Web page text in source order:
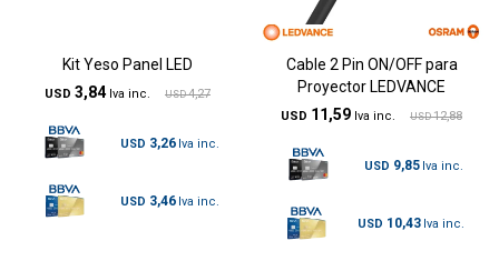
Kit Yeso Panel LED
USD 3,84 USD 4,27
USD 3,26
USD 3,46
Cable 2 Pin ON/OFF para
Proyector LEDVANCE
USD 11,59 USD 12,88
USD 9,85
USD 10,43